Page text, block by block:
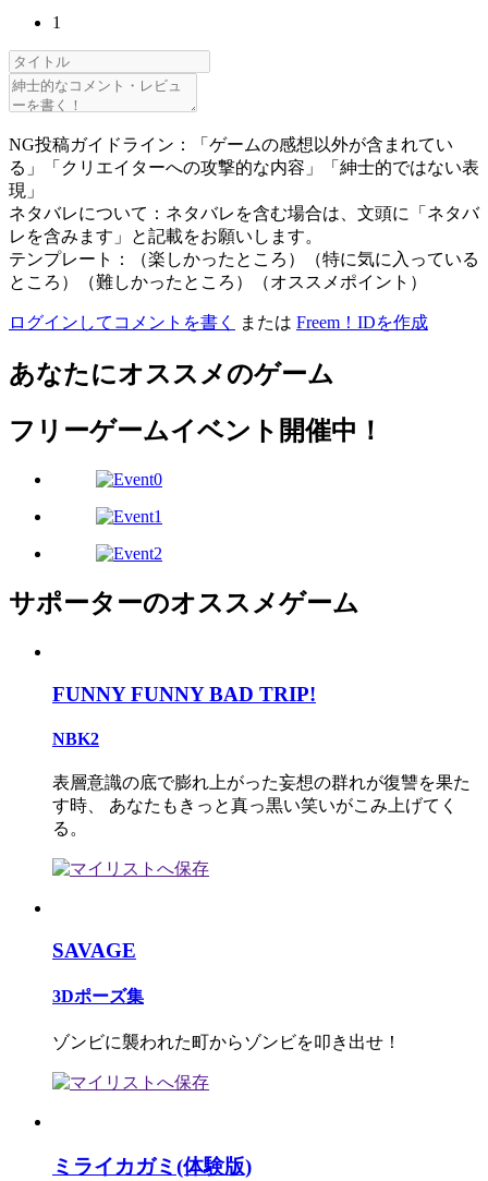
1
NG投稿ガイドライン：「ゲームの感想以外が含まれてい
る」「クリエイターへの攻撃的な内容」「紳士的ではない表
現」
ネタバレについて：ネタバレを含む場合は、文頭に「ネタバ
レを含みます」と記載をお願いします。
テンプレート：（楽しかったところ）（特に気に入っている
ところ）（難しかったところ）（オススメポイント）
ログインしてコメントを書く または Freem！IDを作成
あなたにオススメのゲーム
フリーゲームイベント開催中！
サポーターのオススメゲーム
FUNNY FUNNY BAD TRIP!
NBK2
表層意識の底で膨れ上がった妄想の群れが復讐を果た
す時、 あなたもきっと真っ黒い笑いがこみ上げてく
る。
SAVAGE
3Dポーズ集
ゾンビに襲われた町からゾンビを叩き出せ！
ミライカガミ(体験版)